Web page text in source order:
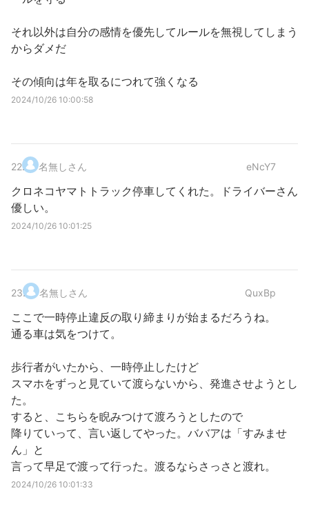
それ以外は自分の感情を優先してルールを無視してしまう
からダメだ
その傾向は年を取るにつれて強くなる
2024/10/26 10:00:58
22. 名無しさん eNcY7
クロネコヤマトトラック停車してくれた。ドライバーさん
優しい。
2024/10/26 10:01:25
23. 名無しさん QuxBp
ここで一時停止違反の取り締まりが始まるだろうね。
通る車は気をつけて。
歩行者がいたから、一時停止したけど
スマホをずっと見ていて渡らないから、発進させようとし
た。
すると、こちらを睨みつけて渡ろうとしたので
降りていって、言い返してやった。ババアは「すみませ
ん」と
言って早足で渡って行った。渡るならさっさと渡れ。
2024/10/26 10:01:33